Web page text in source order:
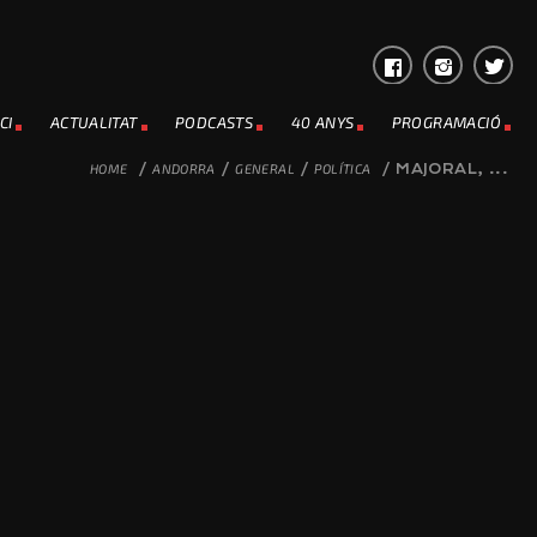
ACTUALITAT PODCASTS 40 ANYS PROGRAMACIÓ
HOME / ANDORRA / GENERAL / POLÍTICA / MAJORAL, ...